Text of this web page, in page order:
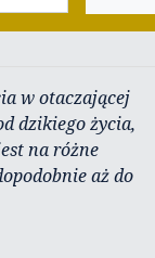
w otaczającej
dzikiego życia,
na różne
aż do